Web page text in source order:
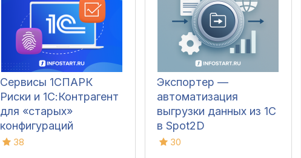
Сервисы 1СПАРК
Риски и 1С:Контрагент
для «старых»
конфигураций
38
Экспортер —
автоматизация
выгрузки данных из 1С
в Spot2D
30